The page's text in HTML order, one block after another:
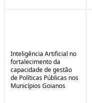
Inteligência Artificial no
fortalecimento da
capacidade de gestão
de Políticas Públicas nos
Municípios Goianos